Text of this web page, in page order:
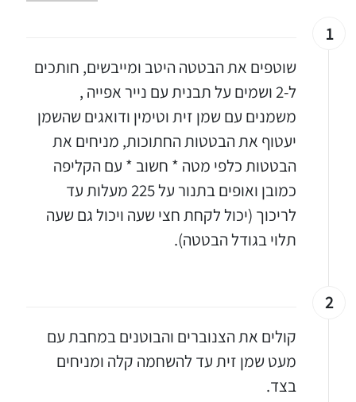
1
שוטפים את הבטטה היטב ומייבשים, חותכים
ל-2 ושמים על תבנית עם נייר אפייה ,
משמנים עם שמן זית וטימין ודואגים שהשמן
יעטוף את הבטטות החתוכות, מניחים את
הבטטות כלפי מטה * חשוב * עם הקליפה
כמובן ואופים בתנור על 225 מעלות עד
לריכוך (יכול לקחת חצי שעה ויכול גם שעה
תלוי בגודל הבטטה).
2
קולים את הצנוברים והבוטנים במחבת עם
מעט שמן זית עד להשחמה קלה ומניחים
בצד.